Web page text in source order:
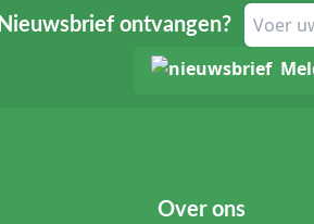
Nieuwsbrief ontvangen?
Over ons